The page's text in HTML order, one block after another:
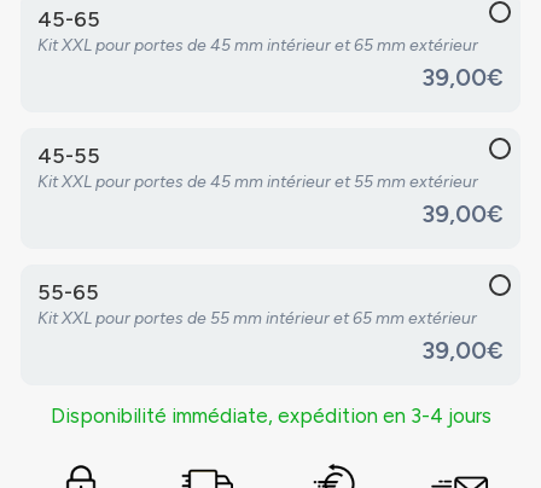
45-65
Kit XXL pour portes de 45 mm intérieur et 65 mm extérieur
39,00€
45-55
Kit XXL pour portes de 45 mm intérieur et 55 mm extérieur
39,00€
55-65
Kit XXL pour portes de 55 mm intérieur et 65 mm extérieur
39,00€
Disponibilité immédiate, expédition en 3-4 jours